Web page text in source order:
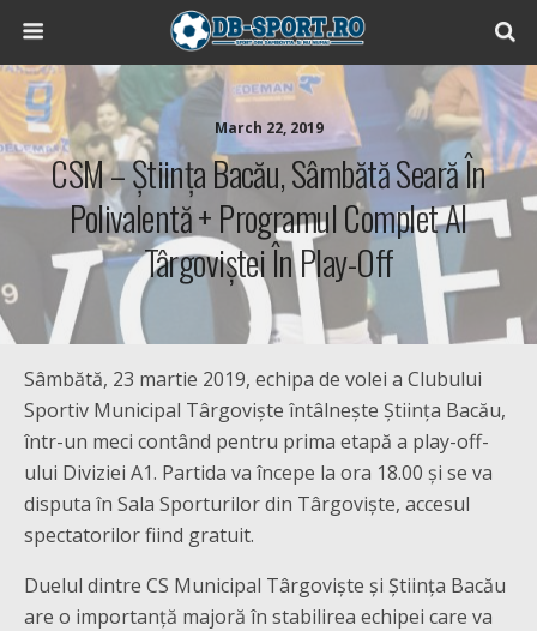
March 22, 2019
CSM – Știința Bacău, Sâmbătă Seară În
Polivalentă + Programul Complet Al
Târgoviștei În Play-Off
Sâmbătă, 23 martie 2019, echipa de volei a Clubului
Sportiv Municipal Târgoviște întâlnește Știința Bacău,
într-un meci contând pentru prima etapă a play-off-
ului Diviziei A1. Partida va începe la ora 18.00 și se va
disputa în Sala Sporturilor din Târgoviște, accesul
spectatorilor fiind gratuit.
Duelul dintre CS Municipal Târgoviște și Știința Bacău
are o importanță majoră în stabilirea echipei care va